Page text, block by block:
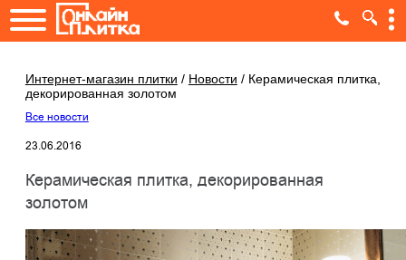
Интернет-магазин плитки / Новости / Керамическая плитка,
декорированная золотом
Все новости
23.06.2016
Керамическая плитка, декорированная
золотом